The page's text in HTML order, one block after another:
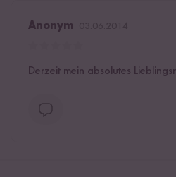
Anonym
Derzeit mein absolutes